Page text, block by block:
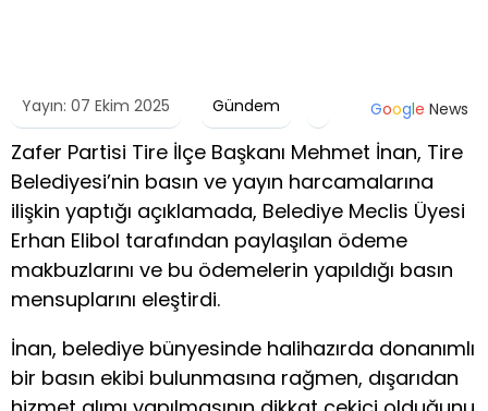
Yayın: 07 Ekim 2025 Gündem Google News
Zafer Partisi Tire İlçe Başkanı Mehmet İnan, Tire
Belediyesi’nin basın ve yayın harcamalarına
ilişkin yaptığı açıklamada, Belediye Meclis Üyesi
Erhan Elibol tarafından paylaşılan ödeme
makbuzlarını ve bu ödemelerin yapıldığı basın
mensuplarını eleştirdi.
İnan, belediye bünyesinde halihazırda donanımlı
bir basın ekibi bulunmasına rağmen, dışarıdan